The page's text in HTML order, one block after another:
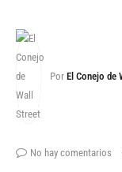
Por El Conejo de
No hay comentarios